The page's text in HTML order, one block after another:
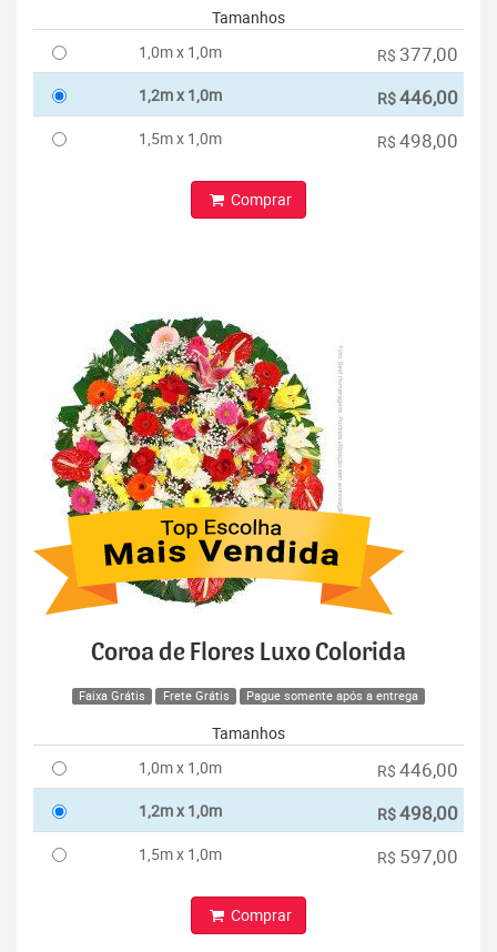
Tamanhos
1,0m x 1,0m
R$ 377,00
1,2m x 1,0m R$446,00
1,5m x 1,0m R$ 498,00
Comprar
Coroa de Flores Luxo Colorida
Faixa Grátis Frete Grátis Pague somente após a entrega
Tamanhos
1,0m x 1,0m
R$ 446,00
1,2m x 1,0m R$498,00
1,5m x 1,0m R$ 597,00
Comprar